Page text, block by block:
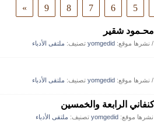
5
6
7
8
9
»
شقير
/ نشرها موقع: yomgedid تصنيف: ملتقى الأدباء
/ نشرها موقع: yomgedid تصنيف: ملتقى الأدباء
الرابعة والخمسين
نشرها موقع: yomgedid تصنيف: ملتقى الأدباء